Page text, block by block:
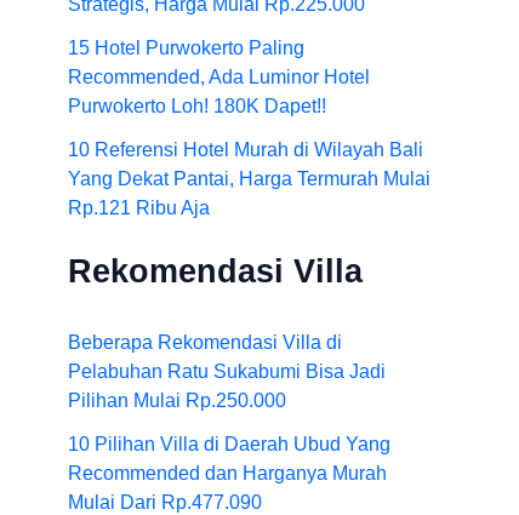
Strategis, Harga Mulai Rp.225.000
15 Hotel Purwokerto Paling
Recommended, Ada Luminor Hotel
Purwokerto Loh! 180K Dapet!!
10 Referensi Hotel Murah di Wilayah Bali
Yang Dekat Pantai, Harga Termurah Mulai
Rp.121 Ribu Aja
Rekomendasi Villa
Beberapa Rekomendasi Villa di
Pelabuhan Ratu Sukabumi Bisa Jadi
Pilihan Mulai Rp.250.000
10 Pilihan Villa di Daerah Ubud Yang
Recommended dan Harganya Murah
Mulai Dari Rp.477.090